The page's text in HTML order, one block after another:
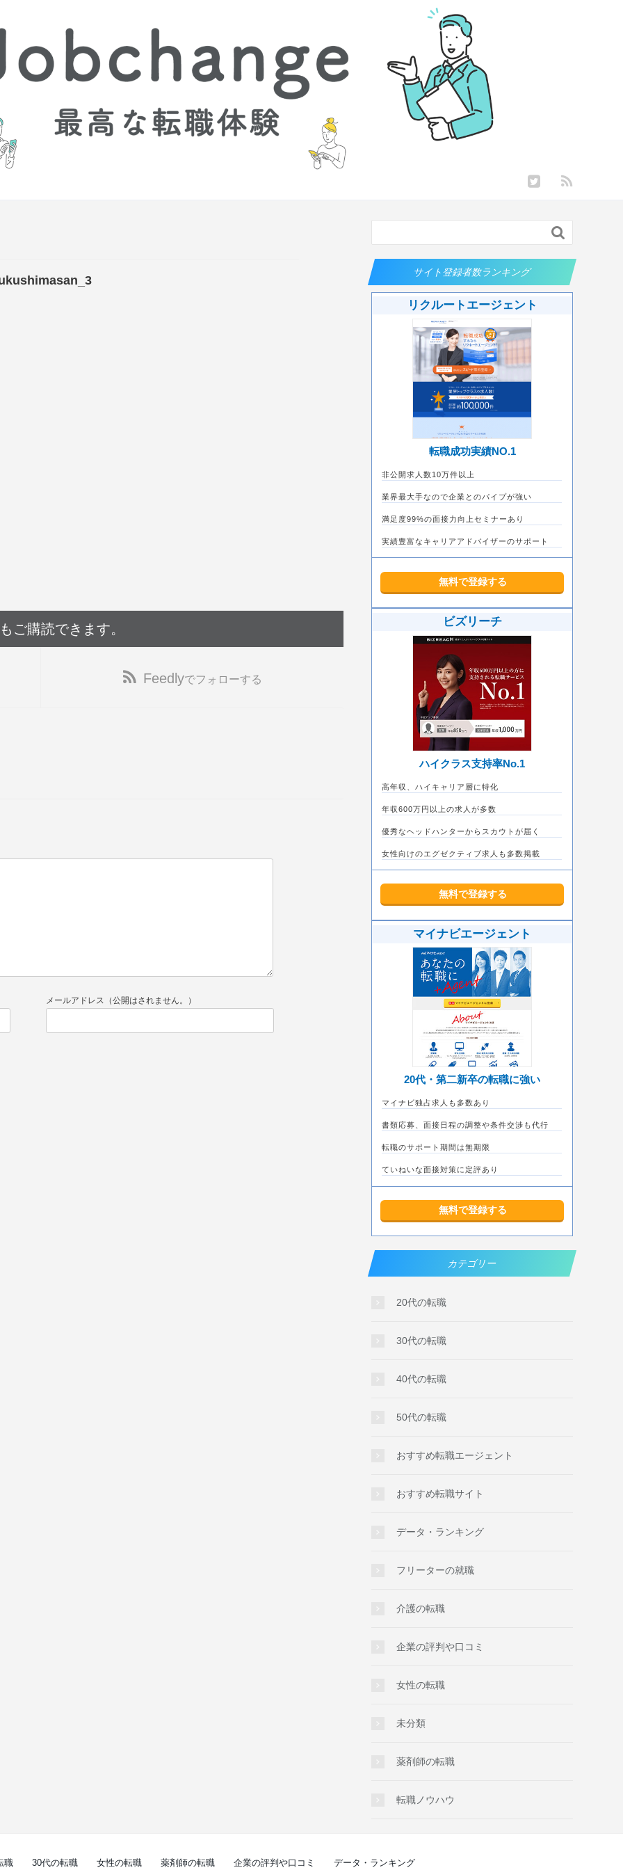
ご購読できます。
Feedlyでフォローする
メールアドレス（公開はされません。）

サイト登録者数ランキング
リクルートエージェント
転職成功実績NO.1
非公開求人数10万件以上
業界最大手なので企業とのパイプが強い
満足度99%の面接力向上セミナーあり
実績豊富なキャリアアドバイザーのサポート
無料で登録する
ビズリーチ
ハイクラス支持率No.1
高年収、ハイキャリア層に特化
年収600万円以上の求人が多数
優秀なヘッドハンターからスカウトが届く
女性向けのエグゼクティブ求人も多数掲載
無料で登録する
マイナビエージェント
20代・第二新卒の転職に強い
マイナビ独占求人も多数あり
書類応募、面接日程の調整や条件交渉も代行
転職のサポート期間は無期限
ていねいな面接対策に定評あり
無料で登録する
カテゴリー
20代の転職
30代の転職
40代の転職
50代の転職
おすすめ転職エージェント
おすすめ転職サイト
データ・ランキング
フリーターの就職
介護の転職
企業の評判や口コミ
女性の転職
未分類
薬剤師の転職
転職ノウハウ
職 30代の転職 女性の転職 薬剤師の転職 企業の評判や口コミ データ・ランキング